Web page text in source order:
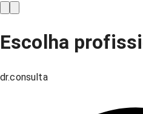
Escolha
dr.consulta